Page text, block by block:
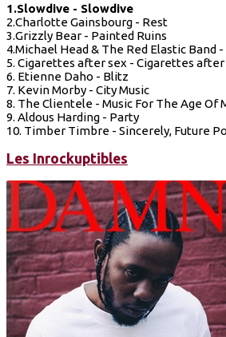
1.Slowdive - Slowdive
2.Charlotte Gainsbourg - Rest
3.Grizzly Bear - Painted Ruins
4.Michael Head & The Red Elastic Band
5. Cigarettes after sex - Cigarettes after
6. Etienne Daho - Blitz
7. Kevin Morby - City Music
8. The Clientele - Music For The Age Of
9. Aldous Harding - Party
10. Timber Timbre - Sincerely, Future
Les Inrockuptibles